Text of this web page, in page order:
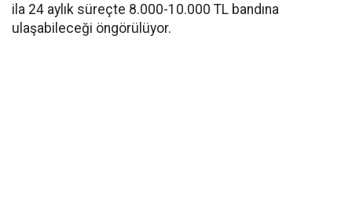
ila 24 aylık süreçte 8.000-10.000 TL bandına
ulaşabileceği öngörülüyor.